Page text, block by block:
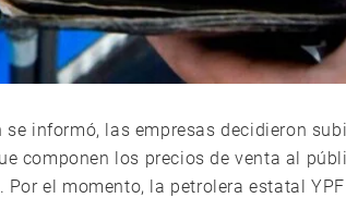
informó, las empresas decidieron
componen los precios de venta al
el momento, la petrolera estatal